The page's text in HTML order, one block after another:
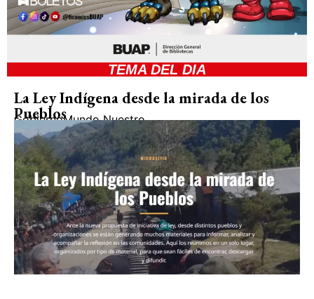
TEMA DEL DIA
La Ley Indígena desde la mirada de los
Pueblos
GobiernoMundo Nuestro